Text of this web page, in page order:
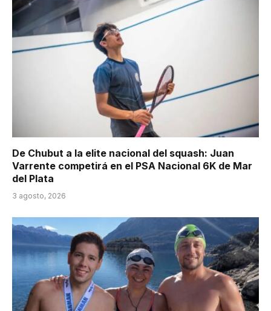
De Chubut a la elite nacional del squash: Juan
Varrente competirá en el PSA Nacional 6K de Mar
del Plata
3 agosto, 2026